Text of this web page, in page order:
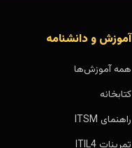
آموزش و دانشنامه
همه آموزش‌ها
کتابخانه
راهنمای ITSM